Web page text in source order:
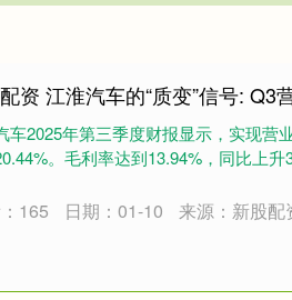
资 江淮汽车的“质变”信号: Q3
车2025年第三季度财报显示，实现营
。毛利率达到13.94%，同比上升
165 日期：01-10 来源：新股配